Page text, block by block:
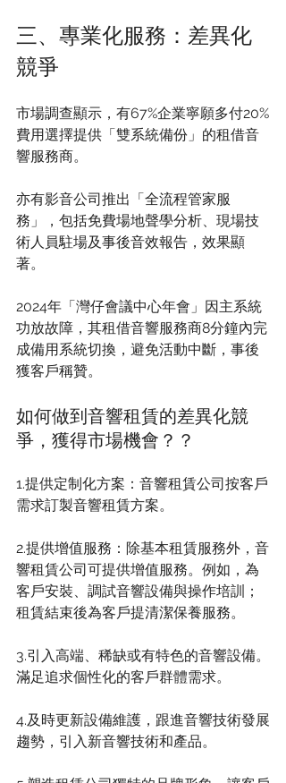
三、專業化服務：差異化
競爭
市場調查顯示，有67%企業寧願多付20%
費用選擇提供「雙系統備份」的租借音
響服務商。
亦有影音公司推出「全流程管家服
務」，包括免費場地聲學分析、現場技
術人員駐場及事後音效報告，效果顯
著。
2024年「灣仔會議中心年會」因主系統
功放故障，其租借音響服務商8分鐘內完
成備用系統切換，避免活動中斷，事後
獲客戶稱贊。
如何做到音響租賃的差異化競
爭，獲得市場機會？？
1.提供定制化方案：音響租賃公司按客戶
需求訂製音響租賃方案。
2.提供增值服務：除基本租賃服務外，音
響租賃公司可提供增值服務。例如，為
客戶安裝、調試音響設備與操作培訓；
租賃結束後為客戶提清潔保養服務。
3.引入高端、稀缺或有特色的音響設備。
滿足追求個性化的客戶群體需求。
4.及時更新設備維護，跟進音響技術發展
趨勢，引入新音響技術和產品。